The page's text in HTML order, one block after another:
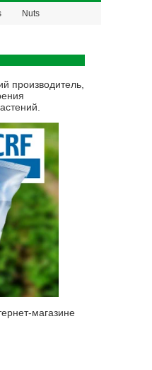
Nuts
производитель,
магазине